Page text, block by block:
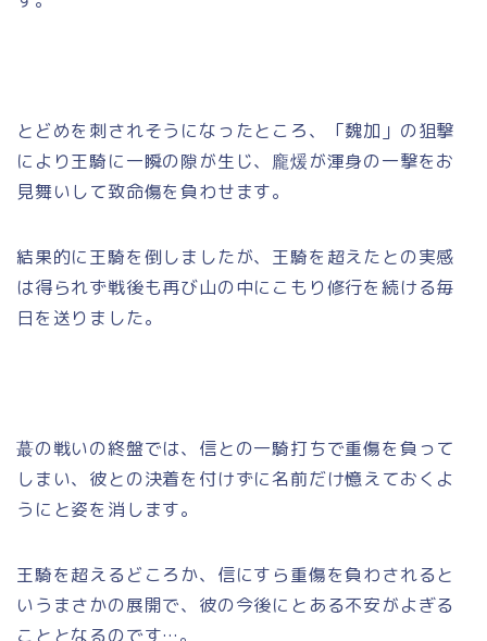
とどめを刺されそうになったところ、「魏加」の狙撃
により王騎に一瞬の隙が生じ、龐煖が渾身の一撃をお
見舞いして致命傷を負わせます。
結果的に王騎を倒しましたが、王騎を超えたとの実感
は得られず戦後も再び山の中にこもり修行を続ける毎
日を送りました。
蕞の戦いの終盤では、信との一騎打ちで重傷を負って
しまい、彼との決着を付けずに名前だけ憶えておくよ
うにと姿を消します。
王騎を超えるどころか、信にすら重傷を負わされると
いうまさかの展開で、彼の今後にとある不安がよぎる
こととなるのです…。